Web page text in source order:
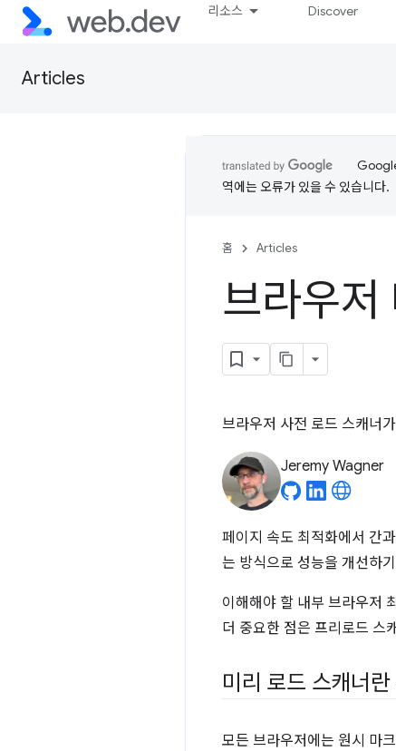
리소스 Discover
Articles
역에는 오류가 있을 수 있습니다.
홈 Articles
브라우저
브라우저 사전 로드 스캐너
Jeremy Wagner
페이지 속도 최적화에서 간
는 방식으로 성능을 개선하
이해해야 할 내부 브라우저
더 중요한 점은 프리로드 스
미리 로드 스캐너
모든 브라우저에는 원시 마